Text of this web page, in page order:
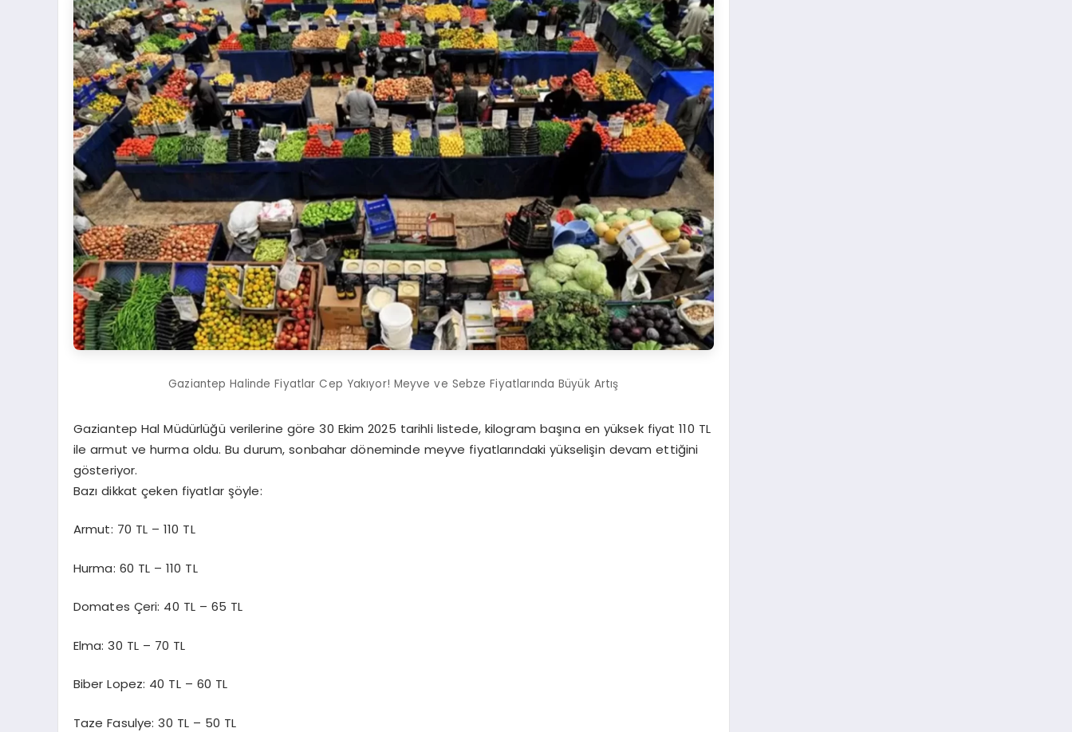
Gaziantep Halinde Fiyatlar Cep Yakıyor! Meyve ve Sebze Fiyatlarında Büyük Artış
Gaziantep Hal Müdürlüğü verilerine göre 30 Ekim 2025 tarihli listede, kilogram başına en yüksek fiyat 110 TL
ile armut ve hurma oldu. Bu durum, sonbahar döneminde meyve fiyatlarındaki yükselişin devam ettiğini
gösteriyor.
Bazı dikkat çeken fiyatlar şöyle:
Armut: 70 TL – 110 TL
Hurma: 60 TL – 110 TL
Domates Çeri: 40 TL – 65 TL
Elma: 30 TL – 70 TL
Biber Lopez: 40 TL – 60 TL
Taze Fasulye: 30 TL – 50 TL